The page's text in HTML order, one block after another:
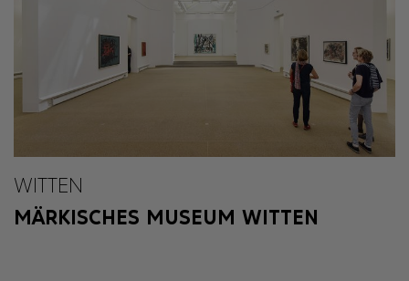
WITTEN
MÄRKISCHES MUSEUM WITTEN